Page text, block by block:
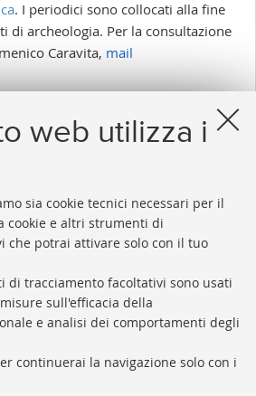
web utilizza i
sia cookie tecnici necessari per il
cookie e altri strumenti di
che potrai attivare solo con il tuo
di tracciamento facoltativi sono usati
sull'efficacia della
e analisi dei comportamenti degli
continuerai la navigazione solo con i
. I periodici sono collocati alla fine
di archeologia. Per la consultazione
Caravita, mail
Rubrica di Ateneo
Rss
Statistiche